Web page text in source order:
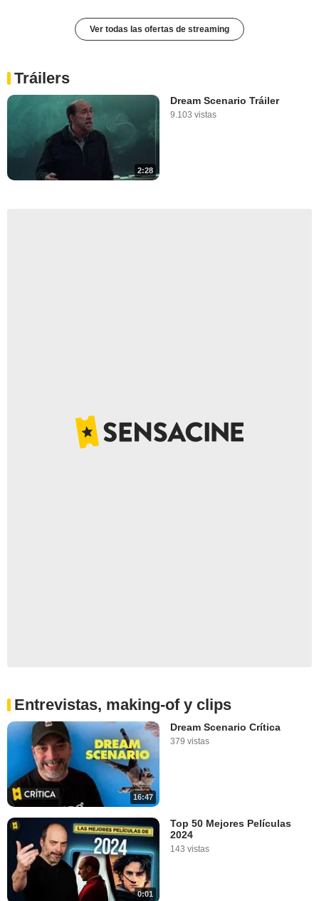
Ver todas las ofertas de streaming
Tráilers
2:28
Dream Scenario Tráiler
9.103 vistas
Entrevistas, making-of y clips
16:47
Dream Scenario Crítica
379 vistas
0:01
Top 50 Mejores Películas
2024
143 vistas